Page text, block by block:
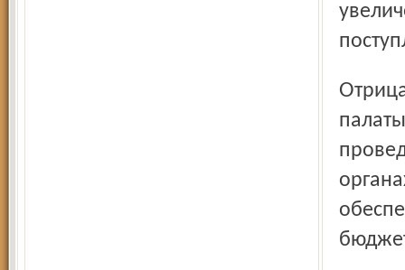
Отрицательное заключение пришло также из Счётной